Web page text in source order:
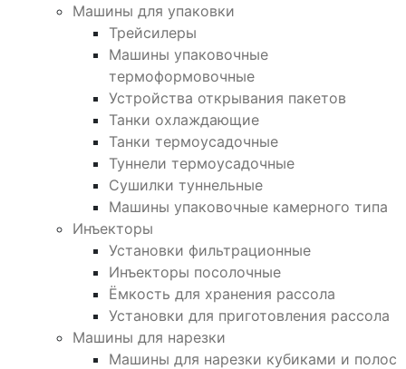
Машины для упаковки
Трейсилеры
Машины упаковочные
термоформовочные
Устройства открывания пакетов
Танки охлаждающие
Танки термоусадочные
Туннели термоусадочные
Сушилки туннельные
Машины упаковочные камерного типа
Инъекторы
Установки фильтрационные
Инъекторы посолочные
Ёмкость для хранения рассола
Установки для приготовления рассола
Машины для нарезки
Машины для нарезки кубиками и полос